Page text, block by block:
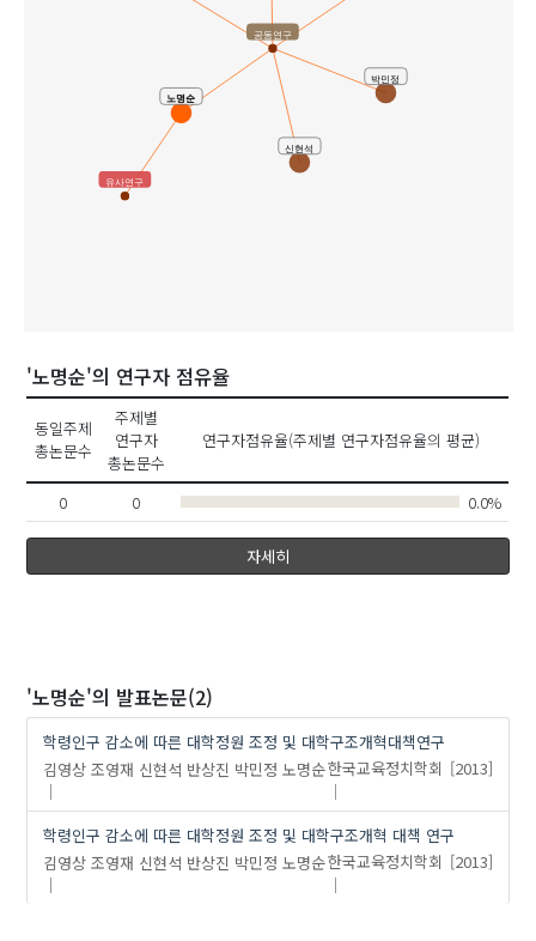
박민정
신현석
노명순
공동연구
유사연구
'노명순'의 연구자 점유율
동일주제
총논문수
주제별
연구자
총논문수
연구자점유율(주제별 연구자점유율의 평균)
0 0 0.0%
자세히
'노명순'의 발표논문(2)
학령인구 감소에 따른 대학정원 조정 및 대학구조개혁대책연구
김영상 조영재 신현석 반상진 박민정 노명순한국교육정치학회 [2013]
학령인구 감소에 따른 대학정원 조정 및 대학구조개혁 대책 연구
김영상 조영재 신현석 반상진 박민정 노명순한국교육정치학회 [2013]